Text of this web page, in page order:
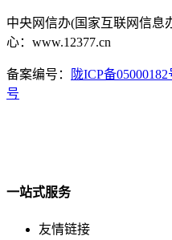
中央网信办(国家互联网信息
心：www.12377.cn
备案编号： 陇ICP备05000182
号
一站式服务
友情链接